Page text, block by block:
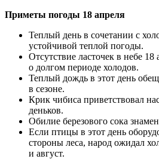
Приметы погоды 18 апреля
Теплый день в сочетании с
устойчивой теплой погоды.
Отсутствие ласточек в небе 18
о долгом периоде холодов.
Теплый дождь в этот день
в сезоне.
Крик чибиса приветствовал
деньков.
Обилие березового сока
Если птицы в этот день
стороны леса, народ ожидал
и август.